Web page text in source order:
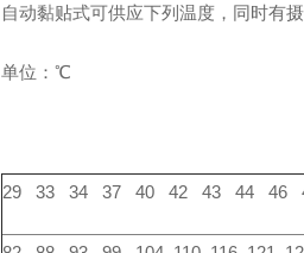
自动黏贴式可供应下列温度，同时有
单位：℃
29 33 34 37 40 42 43 44 46